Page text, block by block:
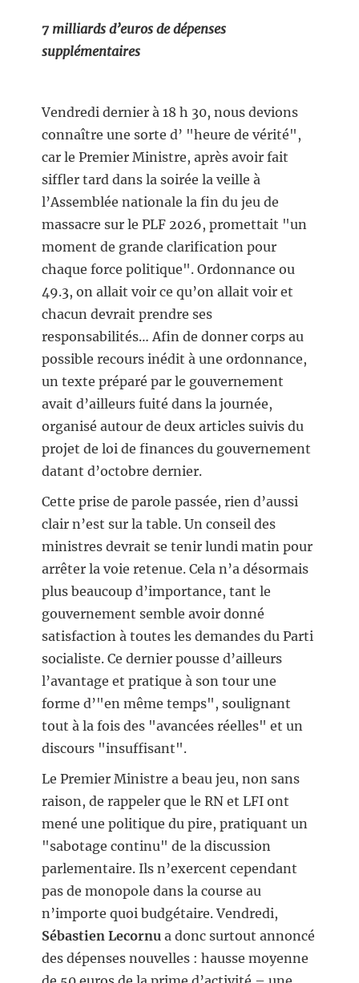
7 milliards d’euros de dépenses
supplémentaires
Vendredi dernier à 18 h 30, nous devions
connaître une sorte d’ "heure de vérité",
car le Premier Ministre, après avoir fait
siffler tard dans la soirée la veille à
l’Assemblée nationale la fin du jeu de
massacre sur le PLF 2026, promettait "un
moment de grande clarification pour
chaque force politique". Ordonnance ou
49.3, on allait voir ce qu’on allait voir et
chacun devrait prendre ses
responsabilités… Afin de donner corps au
possible recours inédit à une ordonnance,
un texte préparé par le gouvernement
avait d’ailleurs fuité dans la journée,
organisé autour de deux articles suivis du
projet de loi de finances du gouvernement
datant d’octobre dernier.
Cette prise de parole passée, rien d’aussi
clair n’est sur la table. Un conseil des
ministres devrait se tenir lundi matin pour
arrêter la voie retenue. Cela n’a désormais
plus beaucoup d’importance, tant le
gouvernement semble avoir donné
satisfaction à toutes les demandes du Parti
socialiste. Ce dernier pousse d’ailleurs
l’avantage et pratique à son tour une
forme d’"en même temps", soulignant
tout à la fois des "avancées réelles" et un
discours "insuffisant".
Le Premier Ministre a beau jeu, non sans
raison, de rappeler que le RN et LFI ont
mené une politique du pire, pratiquant un
"sabotage continu" de la discussion
parlementaire. Ils n’exercent cependant
pas de monopole dans la course au
n’importe quoi budgétaire. Vendredi,
Sébastien Lecornu a donc surtout annoncé
des dépenses nouvelles : hausse moyenne